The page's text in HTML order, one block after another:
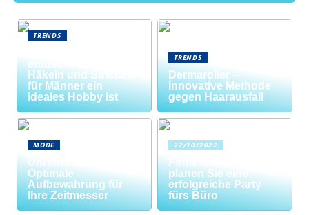
TRENDS
entdecken: Warum
Häkeln und Stricken
für Männer ein
ideales Hobby ist
TRENDS
Dermaroller –
Innovative Methode
gegen Haarausfall
MODE
Uhrenrolle: Die
Optimale
Aufbewahrung für
Ihre Zeitmesser
22/10/2022
Firmenfeier? So
planen Sie eine
erfolgreiche Party
fürs Büro